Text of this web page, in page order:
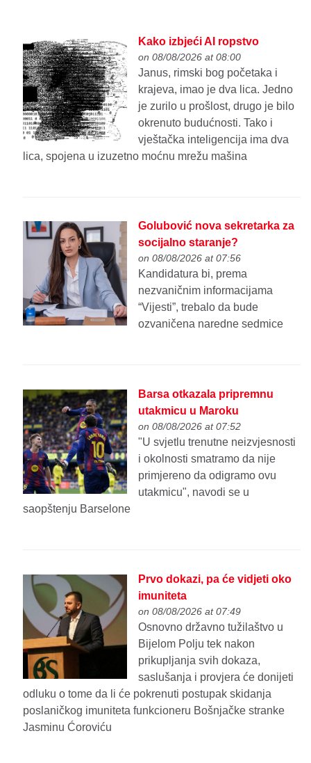
Kako izbjeći AI ropstvo
on 08/08/2026 at 08:00
Janus, rimski bog početaka i
krajeva, imao je dva lica. Jedno
je zurilo u prošlost, drugo je bilo
okrenuto budućnosti. Tako i
vještačka inteligencija ima dva
lica, spojena u izuzetno moćnu mrežu mašina
Golubović nova sekretarka za
socijalno staranje?
on 08/08/2026 at 07:56
Kandidatura bi, prema
nezvaničnim informacijama
“Vijesti”, trebalo da bude
ozvaničena naredne sedmice
Barsa otkazala pripremnu
utakmicu u Maroku
on 08/08/2026 at 07:52
"U svjetlu trenutne neizvjesnosti
i okolnosti smatramo da nije
primjereno da odigramo ovu
utakmicu", navodi se u
saopštenju Barselone
Prvo dokazi, pa će vidjeti oko
imuniteta
on 08/08/2026 at 07:49
Osnovno državno tužilaštvo u
Bijelom Polju tek nakon
prikupljanja svih dokaza,
saslušanja i provjera će donijeti
odluku o tome da li će pokrenuti postupak skidanja
poslaničkog imuniteta funkcioneru Bošnjačke stranke
Jasminu Ćoroviću